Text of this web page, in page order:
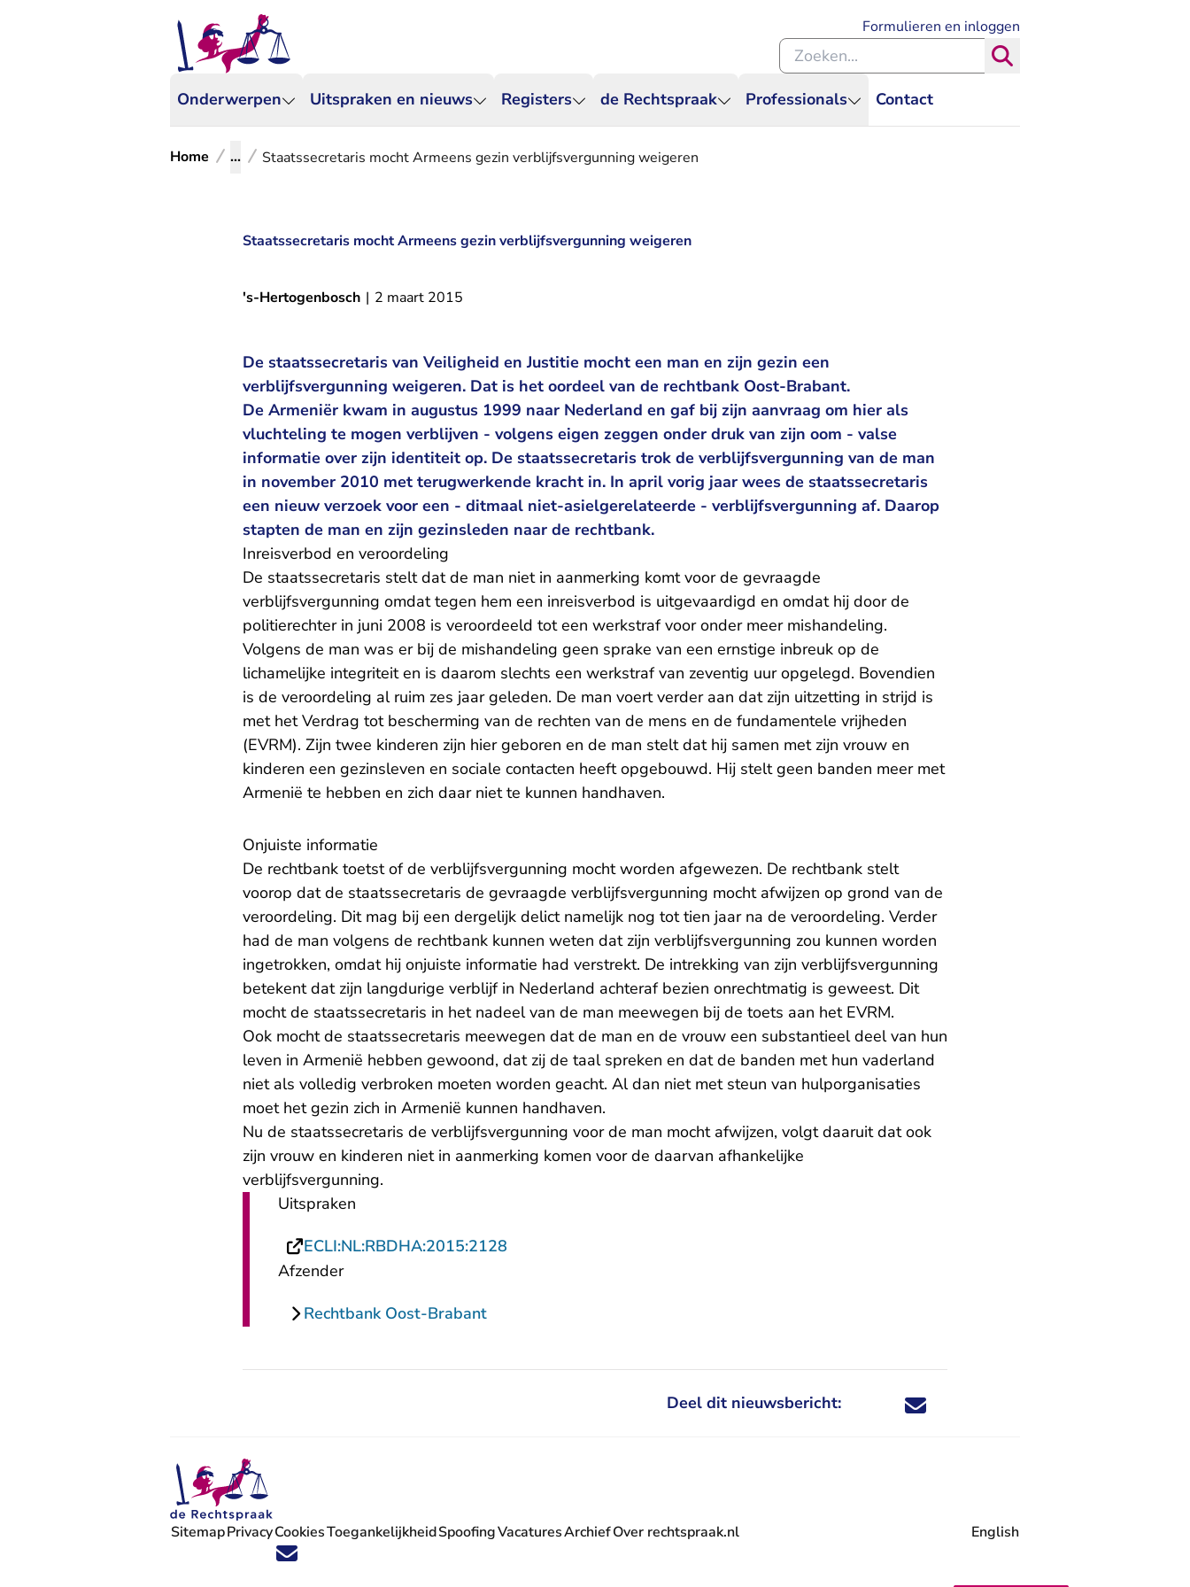
Onderwerpen Uitspraken en nieuws Registers de Rechtspraak Professionals Contact
Formulieren en inloggen
Zoeken binnen de Rechtspraak
Home ... Staatssecretaris mocht Armeens gezin verblijfsvergunning weigeren
Staatssecretaris mocht Armeens gezin verblijfsvergunning weigeren
's-Hertogenbosch | 2 maart 2015
De staatssecretaris van Veiligheid en Justitie mocht een man en zijn gezin een
verblijfsvergunning weigeren. Dat is het oordeel van de rechtbank Oost-Brabant.
De Armeniër kwam in augustus 1999 naar Nederland en gaf bij zijn aanvraag om hier als
vluchteling te mogen verblijven - volgens eigen zeggen onder druk van zijn oom - valse
informatie over zijn identiteit op. De staatssecretaris trok de verblijfsvergunning van de man
in november 2010 met terugwerkende kracht in. In april vorig jaar wees de staatssecretaris
een nieuw verzoek voor een - ditmaal niet-asielgerelateerde - verblijfsvergunning af. Daarop
stapten de man en zijn gezinsleden naar de rechtbank.
Inreisverbod en veroordeling
De staatssecretaris stelt dat de man niet in aanmerking komt voor de gevraagde
verblijfsvergunning omdat tegen hem een inreisverbod is uitgevaardigd en omdat hij door de
politierechter in juni 2008 is veroordeeld tot een werkstraf voor onder meer mishandeling.
Volgens de man was er bij de mishandeling geen sprake van een ernstige inbreuk op de
lichamelijke integriteit en is daarom slechts een werkstraf van zeventig uur opgelegd. Bovendien
is de veroordeling al ruim zes jaar geleden. De man voert verder aan dat zijn uitzetting in strijd is
met het Verdrag tot bescherming van de rechten van de mens en de fundamentele vrijheden
(EVRM). Zijn twee kinderen zijn hier geboren en de man stelt dat hij samen met zijn vrouw en
kinderen een gezinsleven en sociale contacten heeft opgebouwd. Hij stelt geen banden meer met
Armenië te hebben en zich daar niet te kunnen handhaven.
Onjuiste informatie
De rechtbank toetst of de verblijfsvergunning mocht worden afgewezen. De rechtbank stelt
voorop dat de staatssecretaris de gevraagde verblijfsvergunning mocht afwijzen op grond van de
veroordeling. Dit mag bij een dergelijk delict namelijk nog tot tien jaar na de veroordeling. Verder
had de man volgens de rechtbank kunnen weten dat zijn verblijfsvergunning zou kunnen worden
ingetrokken, omdat hij onjuiste informatie had verstrekt. De intrekking van zijn verblijfsvergunning
betekent dat zijn langdurige verblijf in Nederland achteraf bezien onrechtmatig is geweest. Dit
mocht de staatssecretaris in het nadeel van de man meewegen bij de toets aan het EVRM.
Ook mocht de staatssecretaris meewegen dat de man en de vrouw een substantieel deel van hun
leven in Armenië hebben gewoond, dat zij de taal spreken en dat de banden met hun vaderland
niet als volledig verbroken moeten worden geacht. Al dan niet met steun van hulporganisaties
moet het gezin zich in Armenië kunnen handhaven.
Nu de staatssecretaris de verblijfsvergunning voor de man mocht afwijzen, volgt daaruit dat ook
zijn vrouw en kinderen niet in aanmerking komen voor de daarvan afhankelijke
verblijfsvergunning.
Uitspraken
ECLI:NL:RBDHA:2015:2128
Afzender
Rechtbank Oost-Brabant
Deel dit nieuwsbericht: Deel dit nieuwsbericht via X - U verlaat
Deel dit nieuwsbericht via Facebook - U
Deel dit nieuwsbericht via e-mail
Deel dit nieuwsbericht via LinkedIn - U
Volg ons op X (Twitter) - U verlaat Rechtspraak.nl
Volg ons op Facebook - U verlaat Rechtspraak.nl
Volg ons op Instagram - U verlaat Rechtspraak.nl
Volg ons op Youtube - U verlaat Rechtspraak.nl
Volg ons op LinkedIn - U verlaat Rechtspraak.nl
'Blijf op de hoogte' nieuwsbrief - U verlaat Rechtspraak.nl
SitemapPrivacyCookiesToegankelijkheidSpoofingVacatures
- U verlaat Rechtspraak.nl
ArchiefOver rechtspraak.nl English